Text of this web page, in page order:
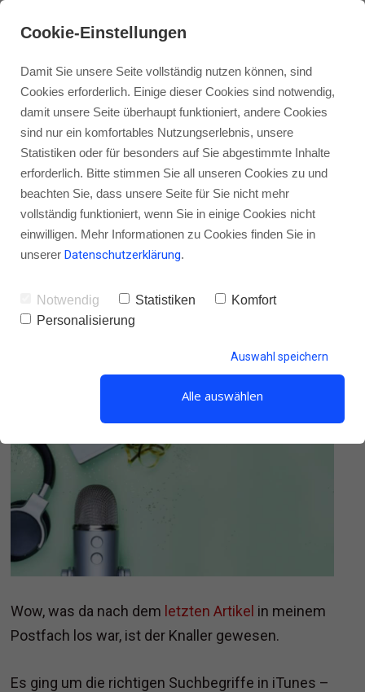
Besser ranken in den iTunes-
Charts: Die Audio-Qualität deiner
Show
von Gordon Schönwälder 17. August 2016 10
Wow, was da nach dem letzten Artikel in meinem
Postfach los war, ist der Knaller gewesen.
Es ging um die richtigen Suchbegriffe in iTunes –
Cookie-Einstellungen
Damit Sie unsere Seite vollständig nutzen können, sind
Cookies erforderlich. Einige dieser Cookies sind notwendig,
damit unsere Seite überhaupt funktioniert, andere Cookies
sind nur ein komfortables Nutzungserlebnis, unsere
Statistiken oder für besonders auf Sie abgestimmte Inhalte
erforderlich. Bitte stimmen Sie all unseren Cookies zu und
beachten Sie, dass unsere Seite für Sie nicht mehr
vollständig funktioniert, wenn Sie in einige Cookies nicht
einwilligen. Mehr Informationen zu Cookies finden Sie in
unserer Datenschutzerklärung.
Notwendig Statistiken
Komfort
Personalisierung
Auswahl speichern
Alle auswählen